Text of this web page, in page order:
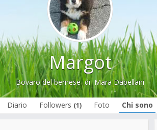
Margot
Bovaro del bernesedi Mara Dabellani
Diario Followers (1) Foto Chi sono